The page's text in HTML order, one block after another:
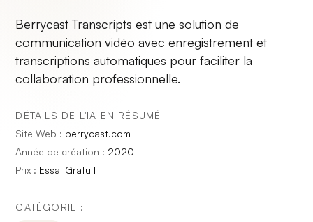
Berrycast Transcripts est une solution de
communication vidéo avec enregistrement et
transcriptions automatiques pour faciliter la
collaboration professionnelle.
DÉTAILS DE L'IA EN RÉSUMÉ
Site Web : berrycast.com
Année de création : 2020
Prix : Essai Gratuit
CATÉGORIE :